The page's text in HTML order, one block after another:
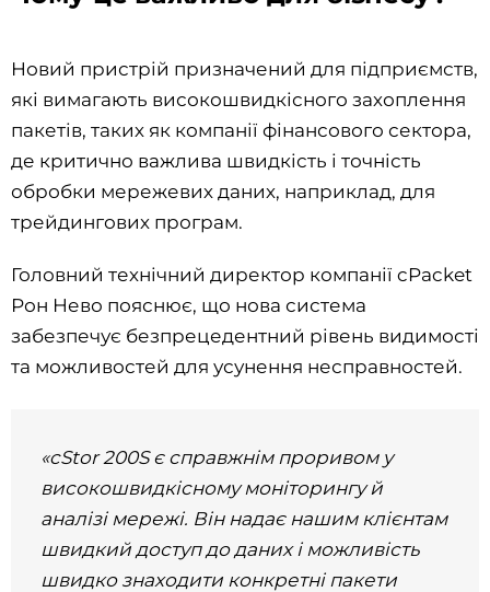
Новий пристрій призначений для підприємств,
які вимагають високошвидкісного захоплення
пакетів, таких як компанії фінансового сектора,
де критично важлива швидкість і точність
обробки мережевих даних, наприклад, для
трейдингових програм.
Головний технічний директор компанії cPacket
Рон Нево пояснює, що нова система
забезпечує безпрецедентний рівень видимості
та можливостей для усунення несправностей.
«cStor 200S є справжнім проривом у
високошвидкісному моніторингу й
аналізі мережі. Він надає нашим клієнтам
швидкий доступ до даних і можливість
швидко знаходити конкретні пакети